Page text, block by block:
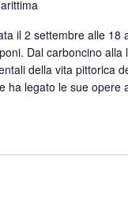
il 2 settembre alle
Dal carboncino
della vita pittorica
ha legato le sue